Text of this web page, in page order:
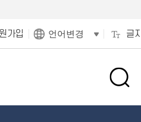
가입 언어변경 글
검
창